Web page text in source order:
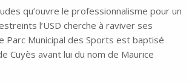
qu’ouvre le professionnalisme pour un
l’USD cherche à raviver ses
Parc Municipal des Sports est baptisé
Cuyès avant lui du nom de Maurice